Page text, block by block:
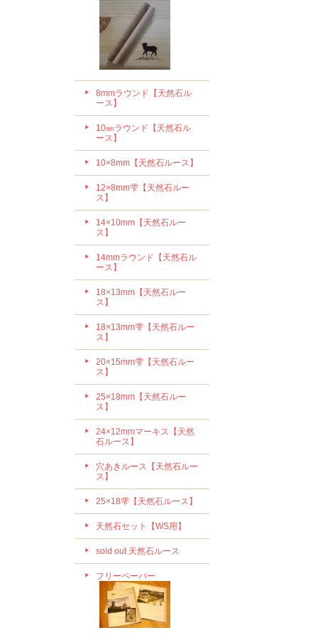
8mmラウンド【天然石ル
ース】
10㎜ラウンド【天然石ル
ース】
10×8mm【天然石ルース】
12×8mm雫【天然石ルー
ス】
14×10mm【天然石ルー
ス】
14mmラウンド【天然石ル
ース】
18×13mm【天然石ルー
ス】
18×13mm雫【天然石ルー
ス】
20×15mm雫【天然石ルー
ス】
25×18mm【天然石ルー
ス】
24×12mmマーキス【天然
石ルース】
穴あきルース【天然石ルー
ス】
25×18雫【天然石ルース】
天然石セット【WS用】
sold out 天然石ルース
フリーペーパー